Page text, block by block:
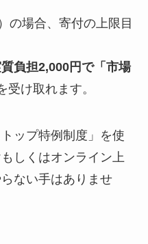
の場合、寄付の上限目
負担2,000円で「市場
受け取れます。
ップ特例制度」を使
しくはオンライン上
ない手はありませ